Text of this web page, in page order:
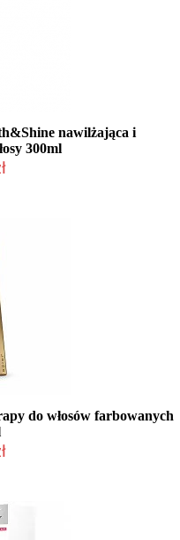
nawilżająca i
300ml
do włosów farbowanych